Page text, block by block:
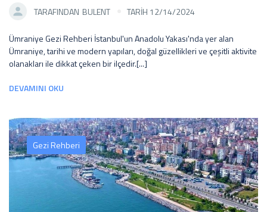
TARAFINDAN BULENT TARİH 12/14/2024
Ümraniye Gezi Rehberi İstanbul'un Anadolu Yakası'nda yer alan
Ümraniye, tarihi ve modern yapıları, doğal güzellikleri ve çeşitli aktivite
olanakları ile dikkat çeken bir ilçedir.[...]
DEVAMINI OKU
Gezi Rehberi